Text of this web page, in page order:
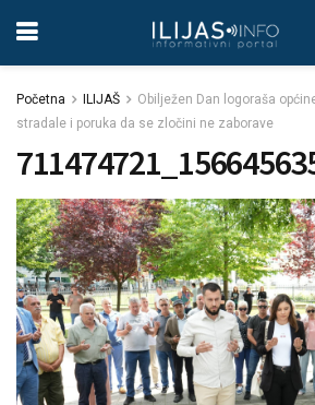
Početna ILIJAŠ
Obilježen Dan logoraša
stradale i poruka da se zločini ne zaborave